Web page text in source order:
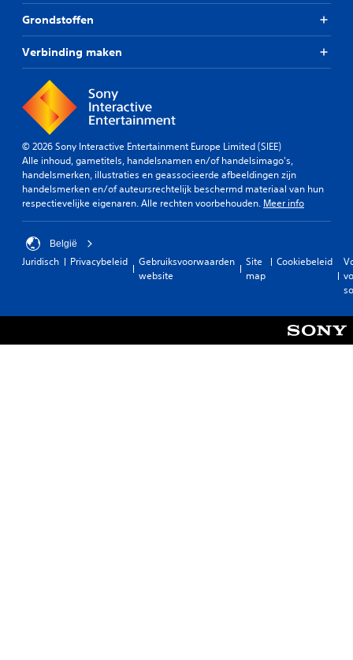
Grondstoffen
Verbinding maken
© 2026 Sony Interactive Entertainment Europe Limited (SIEE)
Alle inhoud, gametitels, handelsnamen en/of handelsimago's,
handelsmerken, illustraties en geassocieerde afbeeldingen zijn
handelsmerken en/of auteursrechtelijk beschermd materiaal van hun
respectievelijke eigenaren. Alle rechten voorbehouden. Meer info
België
Juridisch Privacybeleid
Gebruiksvoorwaarden
website
Site
map
Cookiebeleid